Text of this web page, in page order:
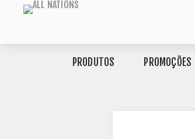
PRODUTOS PROMOÇÕES